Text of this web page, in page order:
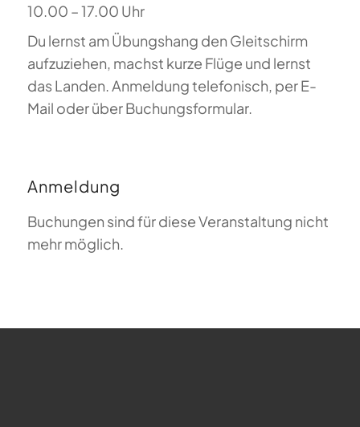
10.00 – 17.00 Uhr
Du lernst am Übungshang den Gleitschirm
aufzuziehen, machst kurze Flüge und lernst
das Landen. Anmeldung telefonisch, per E-
Mail oder über Buchungsformular.
Anmeldung
Buchungen sind für diese Veranstaltung nicht
mehr möglich.